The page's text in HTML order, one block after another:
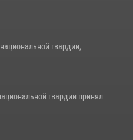
гвардии,
гвардии принял